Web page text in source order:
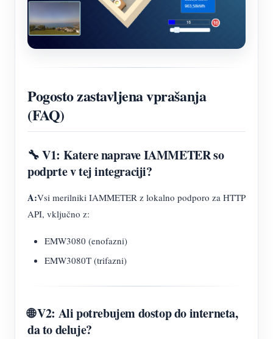
Pogosto zastavljena vprašanja
(FAQ)
🔧 V1: Katere naprave IAMMETER so
podprte v tej integraciji?
A:Vsi merilniki IAMMETER z lokalno podporo za HTTP
API, vključno z:
EMW3080 (enofazni)
EMW3080T (trifazni)
🌐 V2: Ali potrebujem dostop do interneta,
da to deluje?